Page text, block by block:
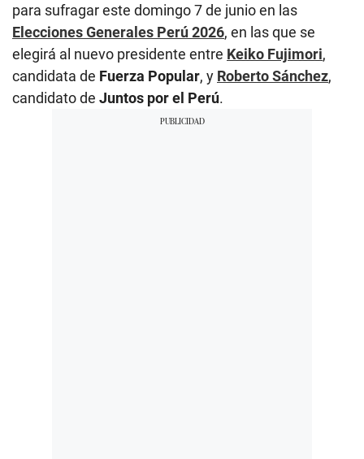
para sufragar este domingo 7 de junio en las
Elecciones Generales Perú 2026, en las que se
elegirá al nuevo presidente entre Keiko Fujimori,
candidata de Fuerza Popular, y Roberto Sánchez,
candidato de Juntos por el Perú.